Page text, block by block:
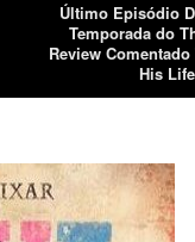
Último Episódio
Temporada do
Review Comentado
His Life